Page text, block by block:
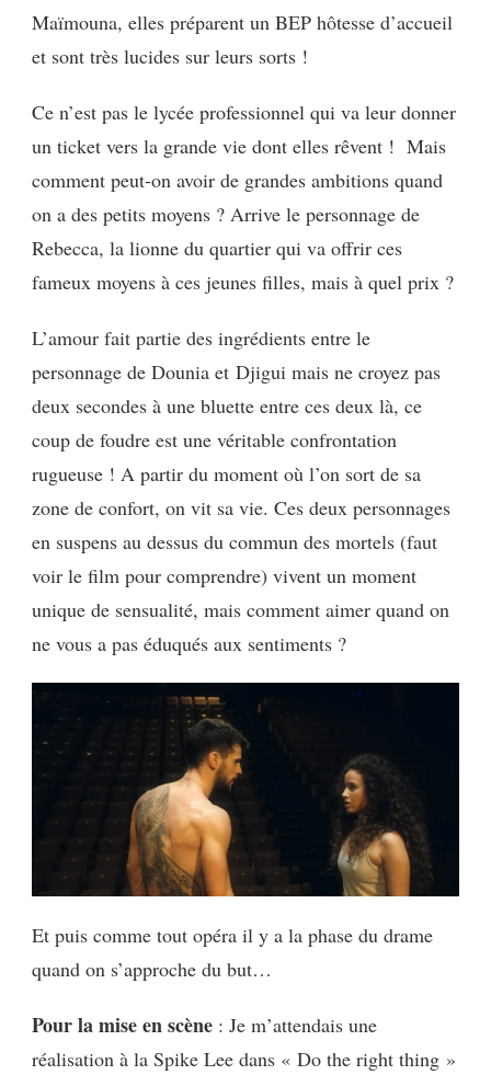
Maïmouna, elles préparent un BEP hôtesse d’accueil
et sont très lucides sur leurs sorts !
Ce n’est pas le lycée professionnel qui va leur donner
un ticket vers la grande vie dont elles rêvent ! Mais
comment peut-on avoir de grandes ambitions quand
on a des petits moyens ? Arrive le personnage de
Rebecca, la lionne du quartier qui va offrir ces
fameux moyens à ces jeunes filles, mais à quel prix ?
L’amour fait partie des ingrédients entre le
personnage de Dounia et Djigui mais ne croyez pas
deux secondes à une bluette entre ces deux là, ce
coup de foudre est une véritable confrontation
rugueuse ! A partir du moment où l’on sort de sa
zone de confort, on vit sa vie. Ces deux personnages
en suspens au dessus du commun des mortels (faut
voir le film pour comprendre) vivent un moment
unique de sensualité, mais comment aimer quand on
ne vous a pas éduqués aux sentiments ?
Et puis comme tout opéra il y a la phase du drame
quand on s’approche du but…
Pour la mise en scène : Je m’attendais une
réalisation à la Spike Lee dans « Do the right thing »